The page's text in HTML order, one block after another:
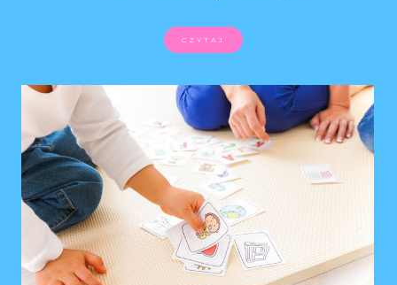
CZYTAJ